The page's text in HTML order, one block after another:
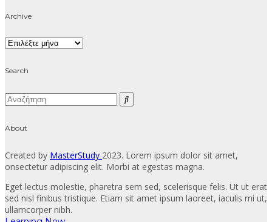
Archive
Archive
Search
About
Created by MasterStudy 2023. Lorem ipsum dolor sit amet,
onsectetur adipiscing elit. Morbi at egestas magna.
Eget lectus molestie, pharetra sem sed, scelerisque felis. Ut ut erat
sed nisl finibus tristique. Etiam sit amet ipsum laoreet, iaculis mi ut,
ullamcorper nibh.